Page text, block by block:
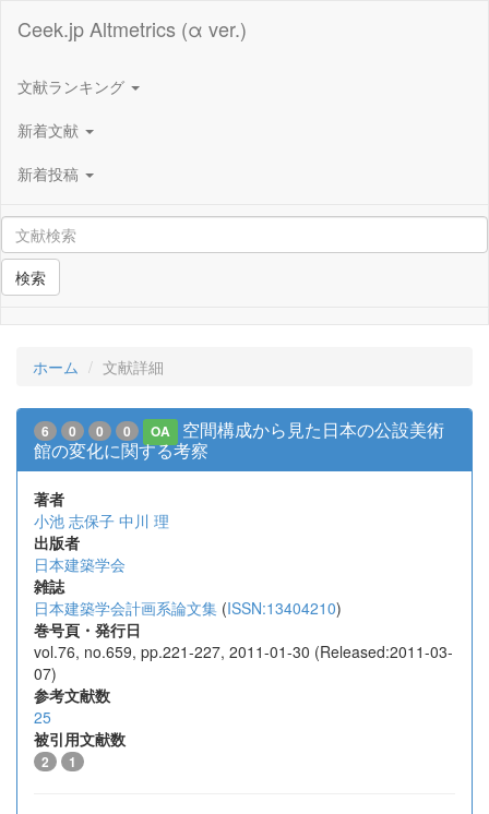
Ceek.jp Altmetrics (α ver.)
文献ランキング
新着文献
新着投稿
検索
ホーム 文献詳細
6 0 0 0 OA
空間構成から見た日本の公設美術
館の変化に関する考察
著者
小池 志保子 中川 理
出版者
日本建築学会
雑誌
日本建築学会計画系論文集 (ISSN:13404210)
巻号頁・発行日
vol.76, no.659, pp.221-227, 2011-01-30 (Released:2011-03-
07)
参考文献数
25
被引用文献数
2 1